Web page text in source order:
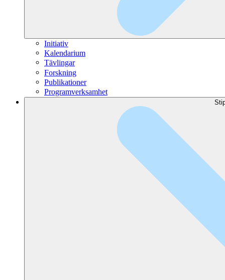
Initiativ
Kalendarium
Tävlingar
Forskning
Publikationer
Programverksamhet